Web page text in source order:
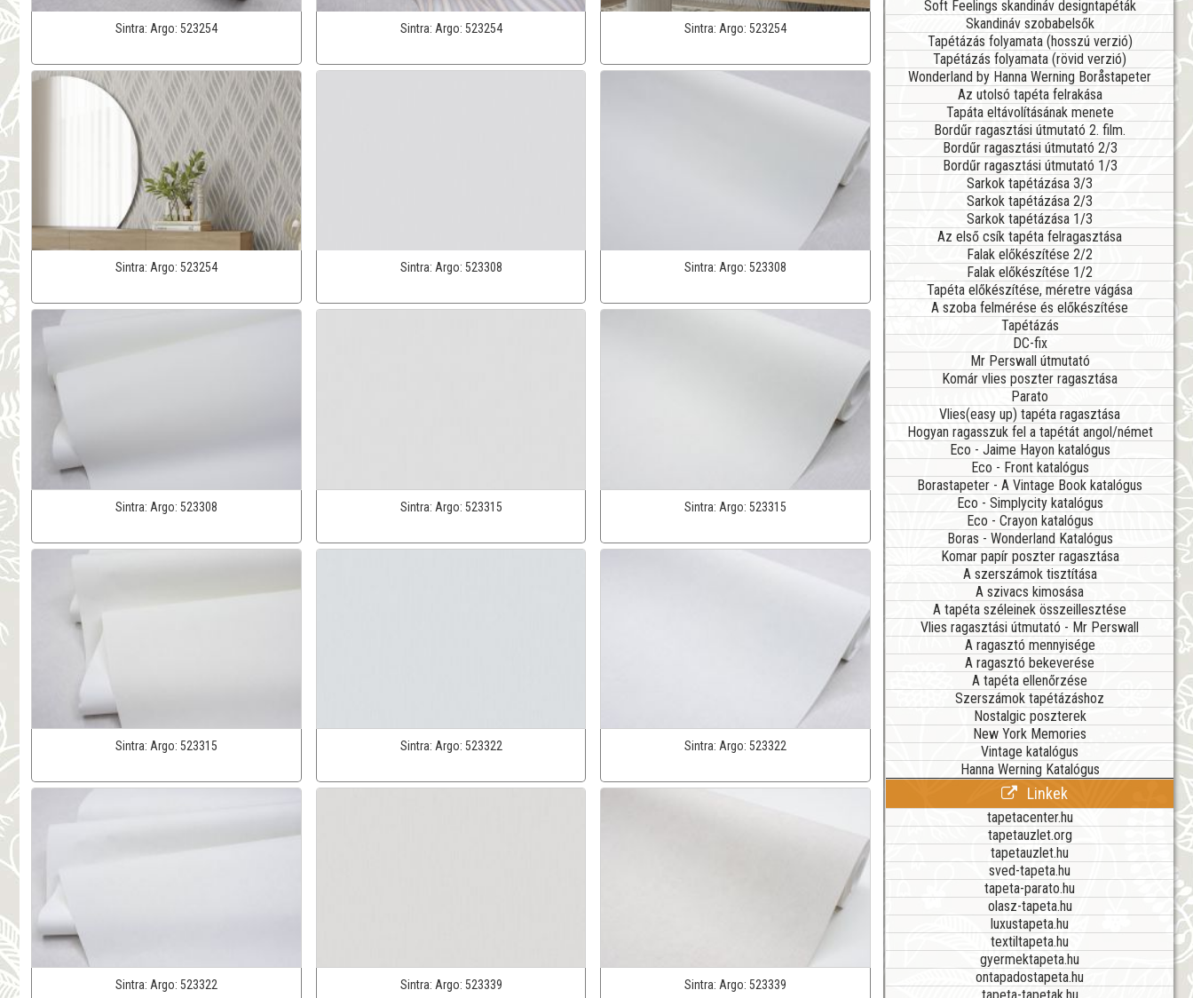
Sintra: Argo: 523254 Sintra: Argo: 523254 Sintra:Argo:523254
Sintra: Argo: 523254 Sintra: Argo: 523308 Sintra:Argo:523308
Sintra: Argo: 523308 Sintra: Argo: 523315 Sintra: Argo:523315
Sintra: Argo: 523315 Sintra: Argo: 523322 Sintra: Argo:523322
Sintra: Argo: 523322 Sintra: Argo: 523339 Sintra: Argo:523339
Soft Feelings skandináv designtapéták
Skandináv szobabelsők
Tapétázás folyamata (hosszú verzió)
Tapétázás folyamata (rövid verzió)
Wonderland by Hanna Werning Boråstapeter
Az utolsó tapéta felrakása
Tapáta eltávolításának menete
Bordűr ragasztási útmutató 2. film.
Bordűr ragasztási útmutató 2/3
Bordűr ragasztási útmutató 1/3
Sarkok tapétázása 3/3
Sarkok tapétázása 2/3
Sarkok tapétázása 1/3
Az első csík tapéta felragasztása
Falak előkészítése 2/2
Falak előkészítése 1/2
Tapéta előkészítése, méretre vágása
A szoba felmérése és előkészítése
Tapétázás
DC-fix
Mr Perswall útmutató
Komár vlies poszter ragasztása
Parato
Vlies(easy up) tapéta ragasztása
Hogyan ragasszuk fel a tapétát angol/német
Eco - Jaime Hayon katalógus
Eco - Front katalógus
Borastapeter - A Vintage Book katalógus
Eco - Simplycity katalógus
Eco - Crayon katalógus
Boras - Wonderland Katalógus
Komar papír poszter ragasztása
A szerszámok tisztítása
A szivacs kimosása
A tapéta széleinek összeillesztése
Vlies ragasztási útmutató - Mr Perswall
A ragasztó mennyisége
A ragasztó bekeverése
A tapéta ellenőrzése
Szerszámok tapétázáshoz
Nostalgic poszterek
New York Memories
Vintage katalógus
Hanna Werning Katalógus
Linkek
tapetacenter.hu
tapetauzlet.org
tapetauzlet.hu
sved-tapeta.hu
tapeta-parato.hu
olasz-tapeta.hu
luxustapeta.hu
textiltapeta.hu
gyermektapeta.hu
ontapadostapeta.hu
tapeta-tapetak.hu